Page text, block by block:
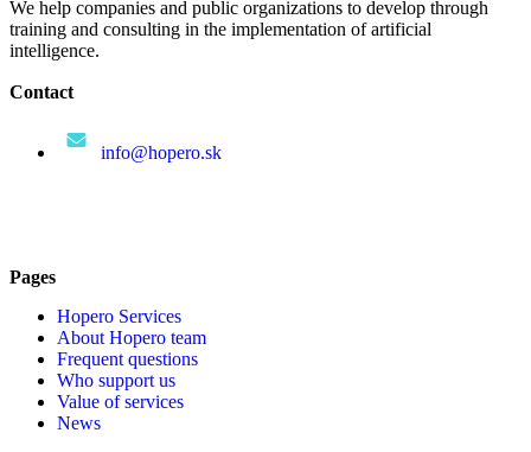
We help companies and public organizations to develop through
training and consulting in the implementation of artificial
intelligence.
Contact
info@hopero.sk
Pages
Hopero Services
About Hopero team
Frequent questions
Who support us
Value of services
News